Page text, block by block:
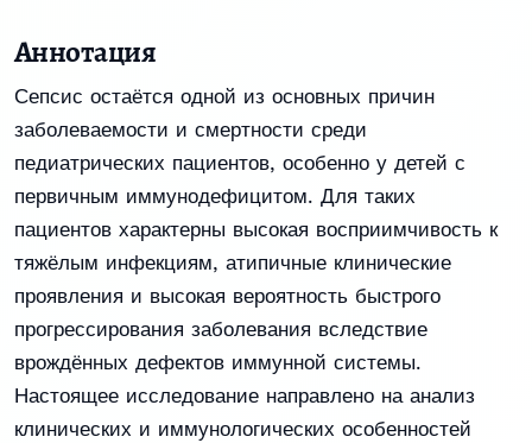
Аннотация
Сепсис остаётся одной из основных причин
заболеваемости и смертности среди
педиатрических пациентов, особенно у детей с
первичным иммунодефицитом. Для таких
пациентов характерны высокая восприимчивость к
тяжёлым инфекциям, атипичные клинические
проявления и высокая вероятность быстрого
прогрессирования заболевания вследствие
врождённых дефектов иммунной системы.
Настоящее исследование направлено на анализ
клинических и иммунологических особенностей